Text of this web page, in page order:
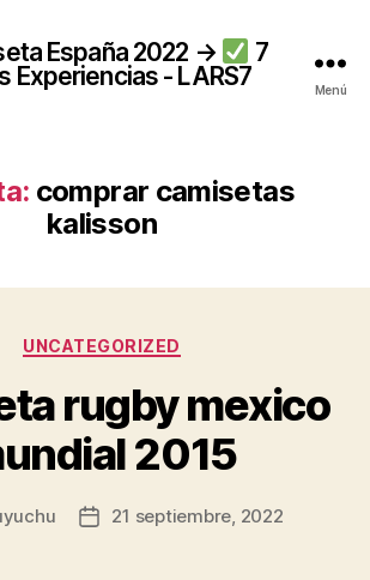
España 2022 →
7
Experiencias - LARS7
Menú
comprar camisetas
kalisson
Categorías
UNCATEGORIZED
rugby mexico
2015
Fecha21 septiembre, 2022